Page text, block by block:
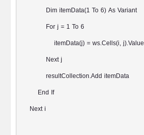
Dim itemData(1 To 6) As Variant
For j = 1 To 6
itemData(j) = ws.Cells(i, j).Value
Next j
resultCollection.Add itemData
End If
Next i